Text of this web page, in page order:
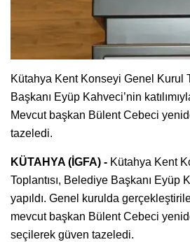
Kütahya Kent Konseyi Genel Kurul
Başkanı Eyüp Kahveci’nin
Mevcut başkan Bülent Cebeci
tazeledi.
KÜTAHYA (İGFA) - Kütahya Kent
Toplantısı, Belediye Başkanı Eyüp
yapıldı. Genel kurulda
mevcut başkan Bülent Cebeci
seçilerek güven tazeledi.